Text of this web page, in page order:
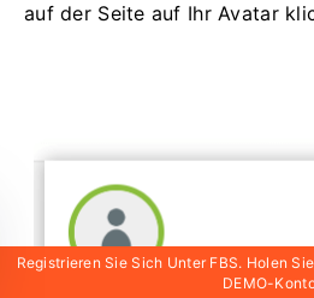
auf der Seite auf Ihr Avatar
Registrieren Sie Sich Unter FBS. Holen
DEMO-